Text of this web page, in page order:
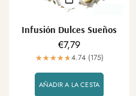
Infusión Dulces Sueños
Precio
regular
€7,79
4.74 (175)
AÑADIR A LA CESTA